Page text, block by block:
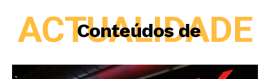
Conteúdos de
ACTUALIDADE